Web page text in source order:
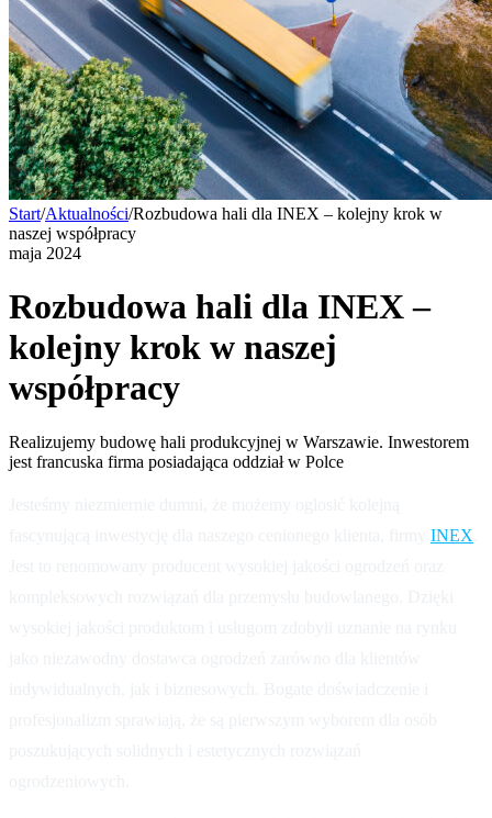
Start/Aktualności/Rozbudowa hali dla INEX – kolejny krok w
naszej współpracy
maja 2024
Rozbudowa hali dla INEX –
kolejny krok w naszej
współpracy
Realizujemy budowę hali produkcyjnej w Warszawie. Inwestorem
jest francuska firma posiadająca oddział w Polce
INEX